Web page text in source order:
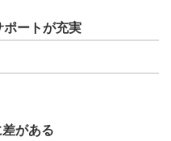
ポートが充実
がある